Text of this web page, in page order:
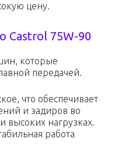
цену.
Castrol 75W-90
которые
передачей.
что обеспечивает
и задиров во
высоких нагрузках.
работа